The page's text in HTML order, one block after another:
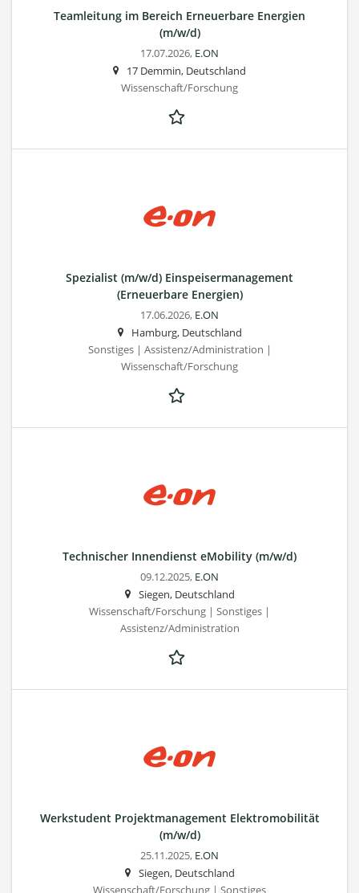
Teamleitung im Bereich Erneuerbare Energien
(m/w/d)
17.07.2026, E.ON
17 Demmin, Deutschland
Wissenschaft/Forschung
Spezialist (m/w/d) Einspeisermanagement
(Erneuerbare Energien)
17.06.2026, E.ON
Hamburg, Deutschland
Sonstiges | Assistenz/Administration |
Wissenschaft/Forschung
Technischer Innendienst eMobility (m/w/d)
09.12.2025, E.ON
Siegen, Deutschland
Wissenschaft/Forschung | Sonstiges |
Assistenz/Administration
Werkstudent Projektmanagement Elektromobilität
(m/w/d)
25.11.2025, E.ON
Siegen, Deutschland
Wissenschaft/Forschung | Sonstiges